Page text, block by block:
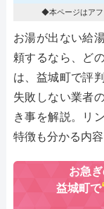
◆本ページはアフ
お湯が出ない給
頼するなら、ど
は、益城町で評
失敗しない業者
き事を解説。リ
特徴も分かる内
お急
益城町で